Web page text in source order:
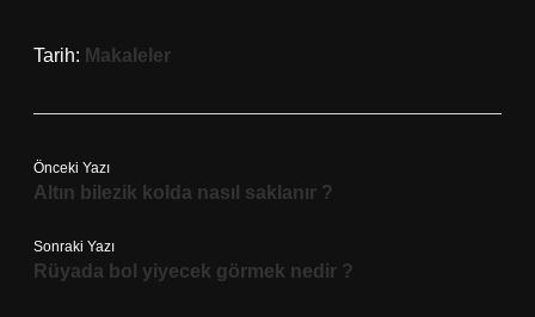
Tarih: Makaleler
Önceki Yazı
Altın bilezik kolda nasıl saklanır ?
Sonraki Yazı
Rüyada bol yiyecek görmek nedir ?